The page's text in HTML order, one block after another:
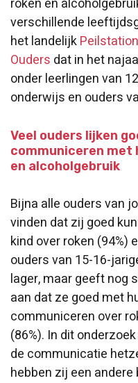
roken en
verschillende
het landelijk
Ouders dat in het
onder leerlingen van
onderwijs en ouders
Veel ouders lijken
communiceren met
en alcoholgebruik
Bijna alle ouders van
vinden dat zij goed
kind over roken (94%)
ouders van 15-16-
lager, maar geeft nog
aan dat ze goed met
communiceren over
(86%). In dit
de communicatie
hebben zij een andere